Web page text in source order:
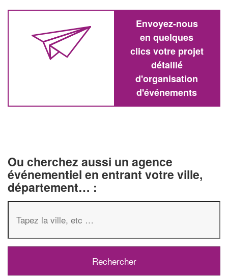
Envoyez-nous
en quelques
clics votre projet
détaillé
d'organisation
d'événements
Ou cherchez aussi un agence
événementiel en entrant votre ville,
département… :